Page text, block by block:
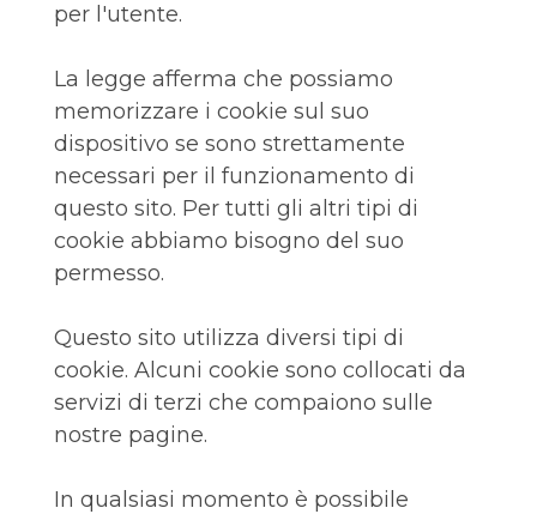
per l'utente.
La legge afferma che possiamo
memorizzare i cookie sul suo
dispositivo se sono strettamente
necessari per il funzionamento di
questo sito. Per tutti gli altri tipi di
cookie abbiamo bisogno del suo
permesso.
Questo sito utilizza diversi tipi di
cookie. Alcuni cookie sono collocati da
servizi di terzi che compaiono sulle
nostre pagine.
In qualsiasi momento è possibile